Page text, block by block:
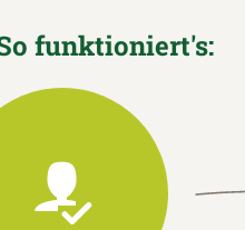
funktioniert's: